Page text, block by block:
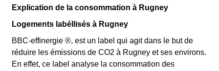
Explication de la consommation à Rugney
Logements labéllisés à Rugney
BBC-effinergie ®, est un label qui agit dans le but de
réduire les émissions de CO2 à Rugney et ses environs.
En effet, ce label analyse la consommation des